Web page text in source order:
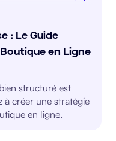
: Le Guide
en Ligne
structuré est
à créer une stratégie
en ligne.